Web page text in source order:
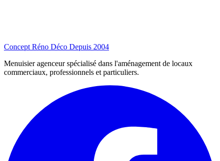
Concept Réno Déco Depuis 2004
Menuisier agenceur spécialisé dans l'aménagement de locaux
commerciaux, professionnels et particuliers.